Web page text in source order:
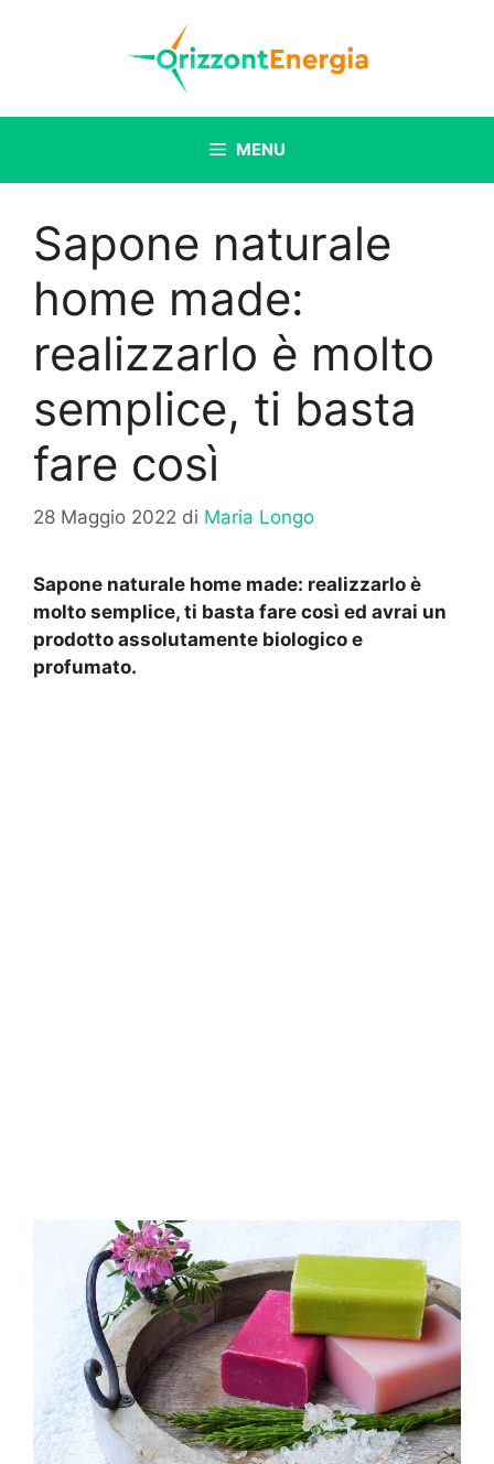
MENU
Sapone naturale
home made:
realizzarlo è molto
semplice, ti basta
fare così
28 Maggio 2022 di Maria Longo
Sapone naturale home made: realizzarlo è
molto semplice, ti basta fare così ed avrai un
prodotto assolutamente biologico e
profumato.